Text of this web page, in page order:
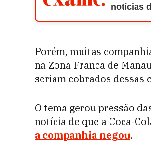
notícias
Porém, muitas
na Zona Franca de
seriam cobrados dessas
O tema gerou pressão
notícia de que a Coca-
a companhia negou.